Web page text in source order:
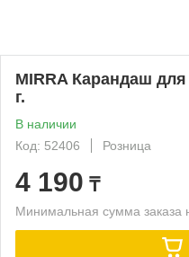
MIRRA Карандаш
г.
В наличии
Код: 52406
Розница
4 190 ₸
Минимальная сумма заказа